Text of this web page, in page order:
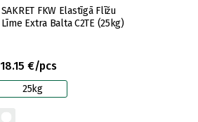
SAKRET FKW Elastīgā Flīžu
Līme Extra Balta C2TE (25kg)
18.15 €/pcs
25kg